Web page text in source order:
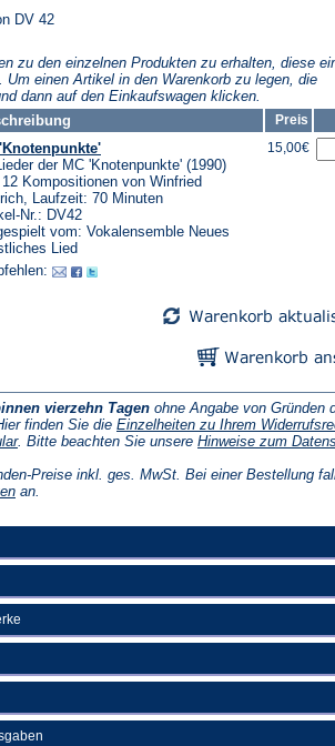
DV 42
zu den einzelnen Produkten zu erhalten, diese
einen Artikel in den Warenkorb zu legen, die
dann auf den Einkaufswagen klicken.
Preis
der MC 'Knotenpunkte' (1990)
Kompositionen von Winfried
Laufzeit: 70 Minuten
Nr.: DV42
vom: Vokalensemble Neues
Lied
15,00€
vierzehn Tagen ohne Angabe von Gründen
finden Sie die Einzelheiten zu Ihrem
(Öffnet
einem
neuen
. Bitte beachten Sie unsere Hinweise zum
Preise inkl. ges. MwSt. Bei einer Bestellung
(Öffnet
an.